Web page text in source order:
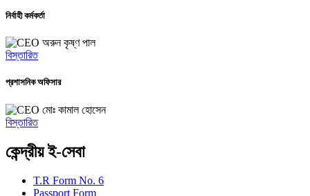
নির্বাহী কর্মকর্তা
অরুন কৃষ্ণ পাল
বিস্তারিত
প্রশাসনিক অফিসার
মোঃ কামাল হোসেন
বিস্তারিত
কেন্দ্রীয় ই-সেবা
T.R Form No. 6
Passport Form